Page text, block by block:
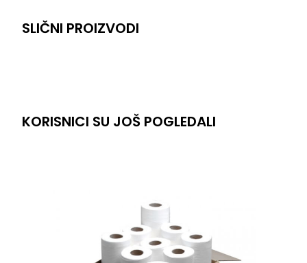
SLIČNI PROIZVODI
KORISNICI SU JOŠ POGLEDALI